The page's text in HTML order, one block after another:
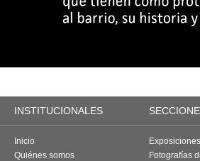
INSTITUCIONALES
Inicio
Quiénes somos
Exposiciones
Fotografías